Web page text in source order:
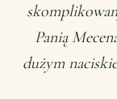
Panią
dużym